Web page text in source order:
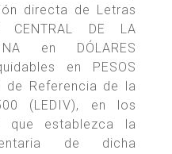
directa de Letras
CENTRAL DE LA
en DÓLARES
en PESOS
Referencia de la
(LEDIV), en los
que establezca la
de dicha